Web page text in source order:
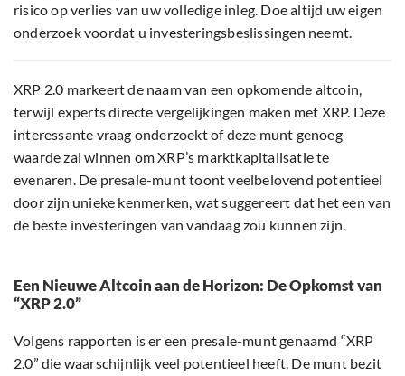
risico op verlies van uw volledige inleg. Doe altijd uw eigen
onderzoek voordat u investeringsbeslissingen neemt.
XRP 2.0 markeert de naam van een opkomende altcoin,
terwijl experts directe vergelijkingen maken met XRP. Deze
interessante vraag onderzoekt of deze munt genoeg
waarde zal winnen om XRP’s marktkapitalisatie te
evenaren. De presale-munt toont veelbelovend potentieel
door zijn unieke kenmerken, wat suggereert dat het een van
de beste investeringen van vandaag zou kunnen zijn.
Een Nieuwe Altcoin aan de Horizon: De Opkomst van
“XRP 2.0”
Volgens rapporten is er een presale-munt genaamd “XRP
2.0” die waarschijnlijk veel potentieel heeft. De munt bezit